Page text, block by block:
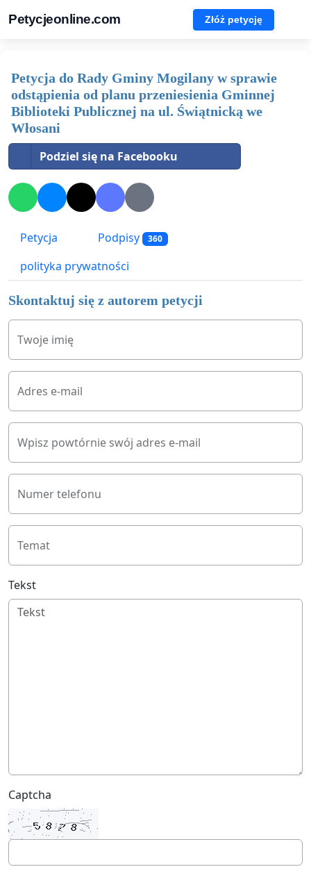
Petycjeonline.com Złóż petycję
Petycja do Rady Gminy Mogilany w sprawie
odstąpienia od planu przeniesienia Gminnej
Biblioteki Publicznej na ul. Świątnicką we
Włosani
Podziel się na Facebooku
Petycja Podpisy 360
polityka prywatności
Skontaktuj się z autorem petycji
Twoje imię
Adres e-mail
Wpisz powtórnie swój adres e-mail
Numer telefonu
Temat
Tekst
Captcha